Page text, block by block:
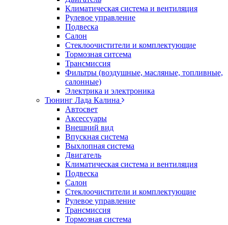
Климатическая система и вентиляция
Рулевое управление
Подвеска
Салон
Стеклоочистители и комплектующие
Тормозная ситсема
Трансмиссия
Фильтры (воздушные, масляные, топливные,
салонные)
Электрика и электроника
Тюнинг Лада Калина
Автосвет
Аксессуары
Внешний вид
Впускная система
Выхлопная система
Двигатель
Климатическая система и вентиляция
Подвеска
Салон
Стеклоочистители и комплектующие
Рулевое управление
Трансмиссия
Тормозная система